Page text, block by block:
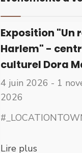
Exposition "Un
Harlem" -
culturel Dora
4 juin 2026 - 1
2026
Lire plus